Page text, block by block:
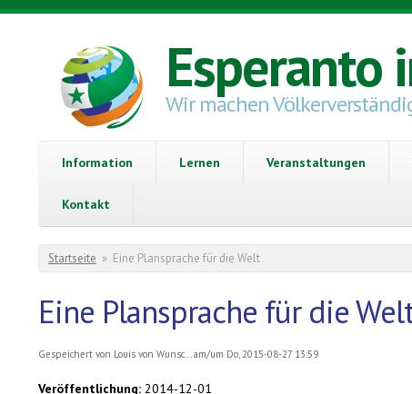
Direkt zum Inhalt
Esperanto
Wir machen
Information Lernen Veranstaltungen
Kontakt
Sie sind hier
Startseite » Eine Plansprache für die Welt
Eine Plansprache für die
Gespeichert von Louis von Wunsc...am/um Do, 2015-08-27 13:59
Veröffentlichung: 2014-12-01